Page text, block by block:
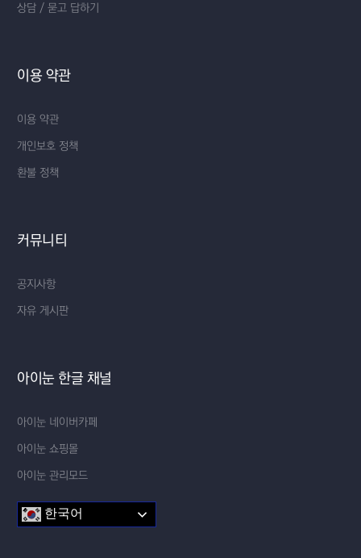
상담 / 묻고 답하기
이용 약관
이용 약관
개인보호 정책
환불 정책
커뮤니티
공지사항
자유 게시판
아이눈 한글 채널
아이눈 네이버카페
아이눈 쇼핑몰
아이눈 관리모드
한국어